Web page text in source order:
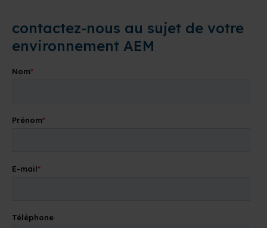
contactez-nous au sujet de votre
environnement AEM